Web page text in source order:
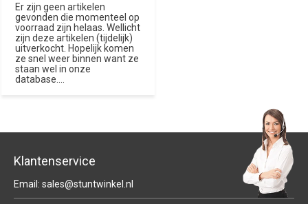
Er zijn geen artikelen
gevonden die momenteel op
voorraad zijn helaas. Wellicht
zijn deze artikelen (tijdelijk)
uitverkocht. Hopelijk komen
ze snel weer binnen want ze
staan wel in onze
database....
Klantenservice
Email: sales@stuntwinkel.nl